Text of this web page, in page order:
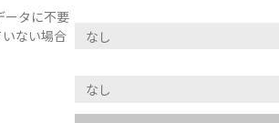
ータに不要
ない場合